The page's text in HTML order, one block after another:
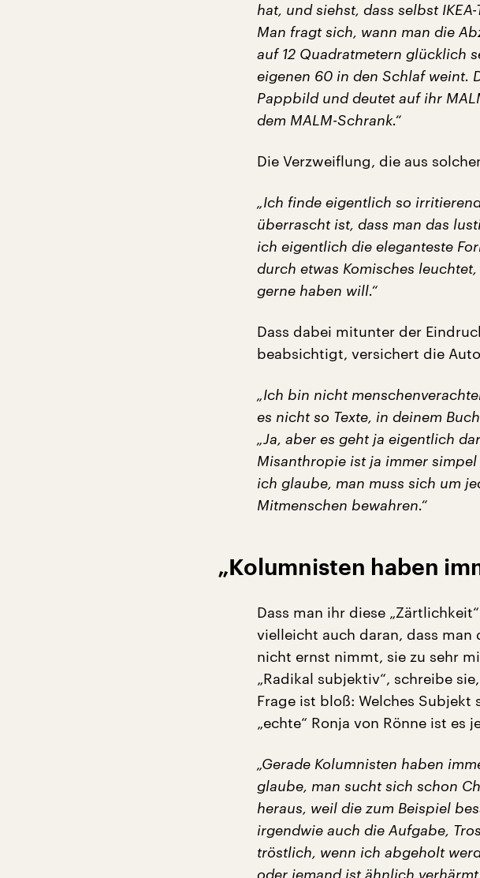
hat, und siehst, dass selbst
Man fragt sich, wann man die
auf 12 Quadratmetern glücklich
eigenen 60 in den Schlaf weint.
Pappbild und deutet auf ihr
dem MALM-Schrank.“
Die Verzweiflung, die aus
„Ich finde eigentlich so
überrascht ist, dass man das
ich eigentlich die eleganteste
durch etwas Komisches
gerne haben will.“
Dass dabei mitunter der
beabsichtigt, versichert die
„Ich bin nicht
es nicht so Texte, in deinem
„Ja, aber es geht ja eigentlich
Misanthropie ist ja immer
ich glaube, man muss sich um
Mitmenschen bewahren.“
„Kolumnisten haben
Dass man ihr diese
vielleicht auch daran, dass man
nicht ernst nimmt, sie zu sehr
„Radikal subjektiv“, schreibe
Frage ist bloß: Welches
„echte“ Ronja von Rönne ist es
„Gerade Kolumnisten haben
glaube, man sucht sich schon
heraus, weil die zum Beispiel
irgendwie auch die Aufgabe,
tröstlich, wenn ich abgeholt
oder jemand ist ähnlich